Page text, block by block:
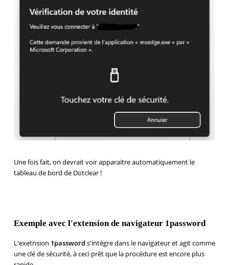
Une fois fait, on devrait voir apparaitre automatiquement le
tableau de bord de Dotclear !
Exemple avec l'extension de navigateur 1password
L'exetnsion 1password s'intègre dans le navigateur et agit comme
une clé de sécurité, à ceci prêt que la procédure est encore plus